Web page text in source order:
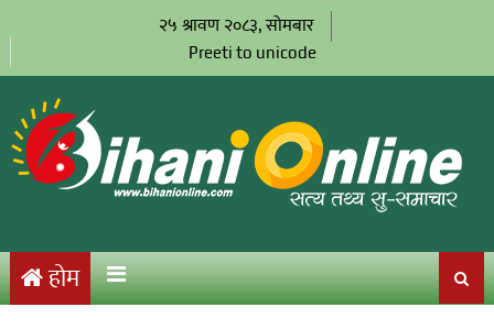
२५ श्रावण २०८३, सोमबार
Preeti to unicode
होम